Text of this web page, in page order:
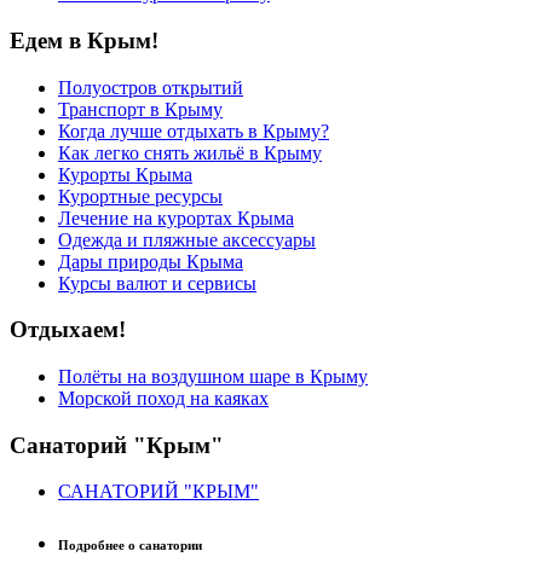
Едем в Крым!
Полуостров открытий
Транспорт в Крыму
Когда лучше отдыхать в Крыму?
Как легко снять жильё в Крыму
Курорты Крыма
Курортные ресурсы
Лечение на курортах Крыма
Одежда и пляжные аксессуары
Дары природы Крыма
Курсы валют и сервисы
Отдыхаем!
Полёты на воздушном шаре в Крыму
Морской поход на каяках
Санаторий "Крым"
САНАТОРИЙ "КРЫМ"
Подробнее о санатории